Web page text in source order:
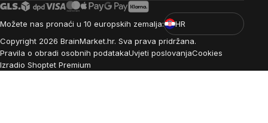
Možete nas pronaći u 10 europskih zemalja:
HR
Copyright 2026 BrainMarket.hr. Sva prava pridržana.
Pravila o obradi osobnih podatakaUvjeti poslovanjaCookies
Izradio Shoptet Premium